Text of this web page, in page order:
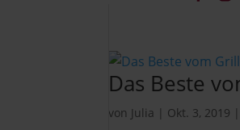
Das Beste
von Julia | Okt. 3, 2019 |